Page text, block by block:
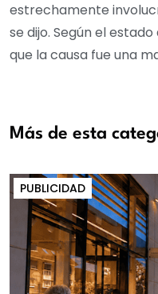
estrechamente
se dijo. Según el
que la causa fue una
Más de esta
PUBLICIDAD